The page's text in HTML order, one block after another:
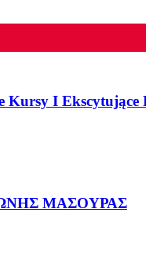
Kursy I Ekscytujące
ΜΑΣΟΥΡΑΣ